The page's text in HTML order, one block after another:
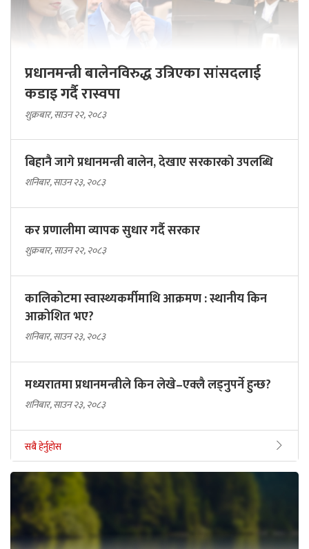
प्रधानमन्त्री बालेनविरुद्ध उत्रिएका सांसदलाई
कडाइ गर्दै रास्वपा
शुक्रबार, साउन २२, २०८३
बिहानै जागे प्रधानमन्त्री बालेन, देखाए सरकारकाे उपलब्धि
शनिबार, साउन २३, २०८३
कर प्रणालीमा व्यापक सुधार गर्दै सरकार
शुक्रबार, साउन २२, २०८३
कालिकोटमा स्वास्थ्यकर्मीमाथि आक्रमण : स्थानीय किन
आक्रोशित भए?
शनिबार, साउन २३, २०८३
मध्यरातमा प्रधानमन्त्रीले किन लेखे–एक्लै लड्नुपर्ने हुन्छ?
शनिबार, साउन २३, २०८३
सबै हेर्नुहोस